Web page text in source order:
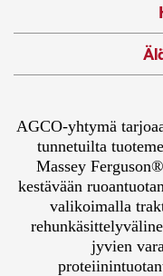
AGCO-yhtymä
tunnetuilta
Massey
kestävään
valikoimalla
jyvien